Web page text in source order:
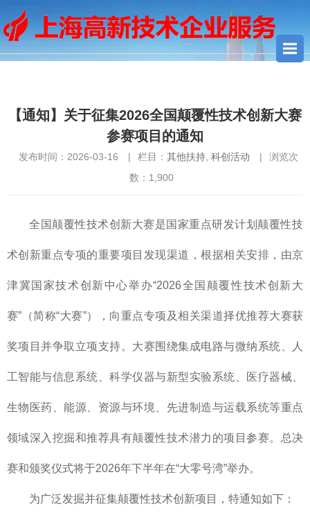
【通知】关于征集2026全国颠覆性技术创新大赛
参赛项目的通知
发布时间：2026-03-16 | 栏目： 其他扶持, 科创活动 |
浏览次
数： 1,900
全国颠覆性技术创新大赛是国家重点研发计划颠覆性技
术创新重点专项的重要项目发现渠道，根据相关安排，由京
津冀国家技术创新中心举办“2026全国颠覆性技术创新大
赛”（简称“大赛”），向重点专项及相关渠道择优推荐大赛获
奖项目并争取立项支持。大赛围绕集成电路与微纳系统、人
工智能与信息系统、科学仪器与新型实验系统、医疗器械、
生物医药、能源、资源与环境、先进制造与运载系统等重点
领域深入挖掘和推荐具有颠覆性技术潜力的项目参赛。总决
赛和颁奖仪式将于2026年下半年在“大零号湾”举办。
为广泛发掘并征集颠覆性技术创新项目，特通知如下：